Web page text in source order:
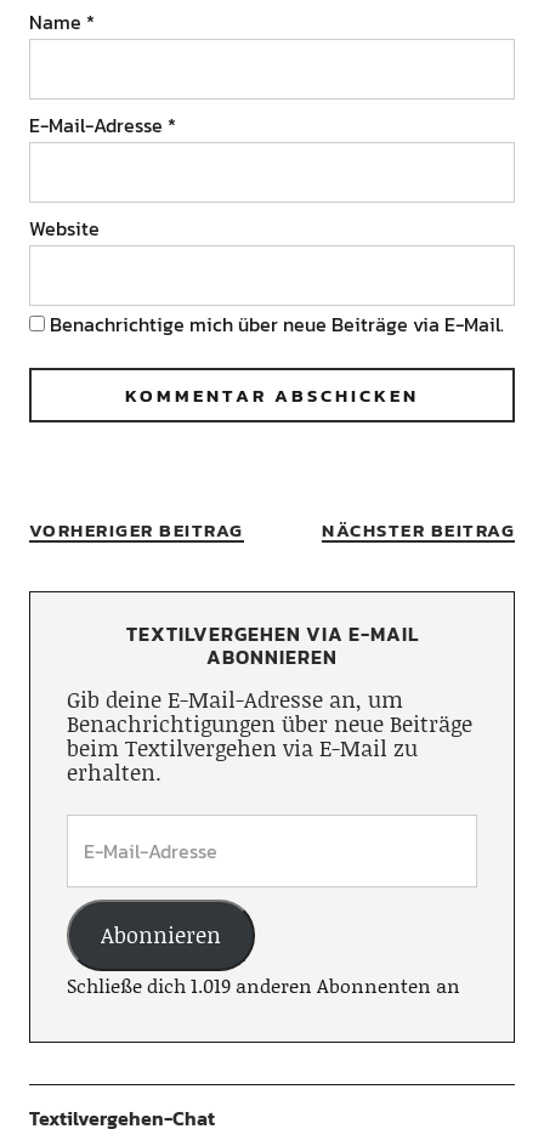
Name *
E-Mail-Adresse *
Website
Benachrichtige mich über neue Beiträge via E-Mail.
VORHERIGER BEITRAG NÄCHSTER BEITRAG
TEXTILVERGEHEN VIA E-MAIL
ABONNIEREN
Gib deine E-Mail-Adresse an, um
Benachrichtigungen über neue Beiträge
beim Textilvergehen via E-Mail zu
erhalten.
Abonnieren
Schließe dich 1.019 anderen Abonnenten an
Textilvergehen-Chat